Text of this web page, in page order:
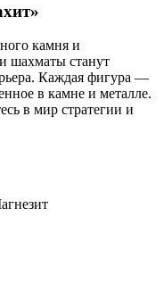
камня и
шахматы станут
Каждая фигура —
в камне и металле.
в мир стратегии и